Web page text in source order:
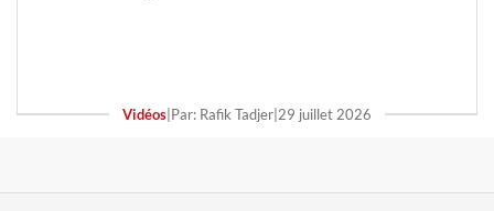
Vidéos Par: Rafik Tadjer 29 juillet 2026